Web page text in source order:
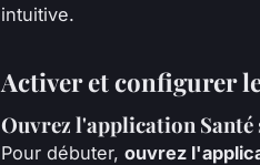
intuitive.
Activer et configurer
Ouvrez l'application
Pour débuter, ouvrez